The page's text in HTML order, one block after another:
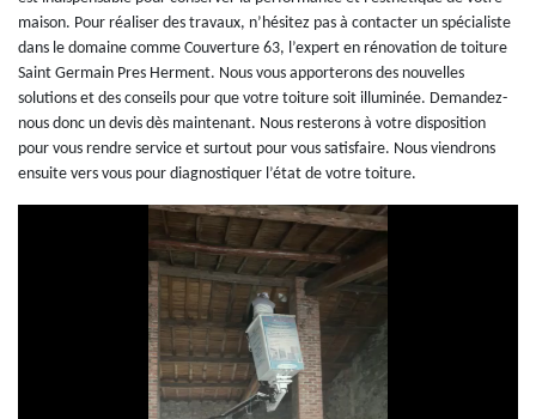
maison. Pour réaliser des travaux, n’hésitez pas à contacter un spécialiste
dans le domaine comme Couverture 63, l’expert en rénovation de toiture
Saint Germain Pres Herment. Nous vous apporterons des nouvelles
solutions et des conseils pour que votre toiture soit illuminée. Demandez-
nous donc un devis dès maintenant. Nous resterons à votre disposition
pour vous rendre service et surtout pour vous satisfaire. Nous viendrons
ensuite vers vous pour diagnostiquer l’état de votre toiture.